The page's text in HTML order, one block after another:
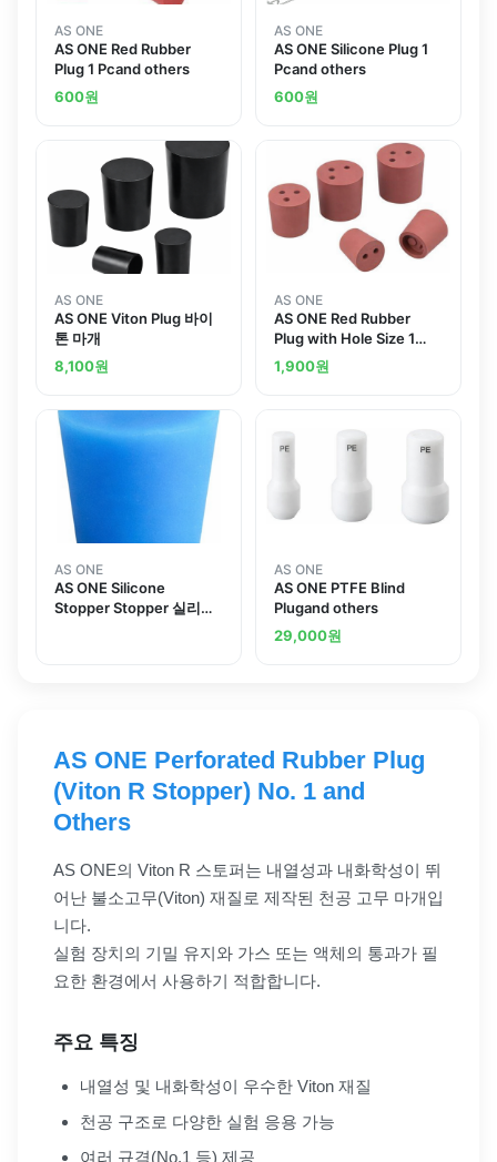
AS ONE
AS ONE Red Rubber
Plug 1 Pcand others
600원
AS ONE
AS ONE Silicone Plug 1
Pcand others
600원
AS ONE
AS ONE Viton Plug 바이
톤 마개
8,100원
AS ONE
AS ONE Red Rubber
Plug with Hole Size 1
Pcand others
1,900원
AS ONE
AS ONE Silicone
Stopper Stopper 실리콘
AS ONE
AS ONE PTFE Blind
Plugand others
29,000원
AS ONE Perforated Rubber Plug
(Viton R Stopper) No. 1 and
Others
AS ONE의 Viton R 스토퍼는 내열성과 내화학성이 뛰
어난 불소고무(Viton) 재질로 제작된 천공 고무 마개입
니다.
실험 장치의 기밀 유지와 가스 또는 액체의 통과가 필
요한 환경에서 사용하기 적합합니다.
주요 특징
내열성 및 내화학성이 우수한 Viton 재질
천공 구조로 다양한 실험 응용 가능
여러 규격(No.1 등) 제공